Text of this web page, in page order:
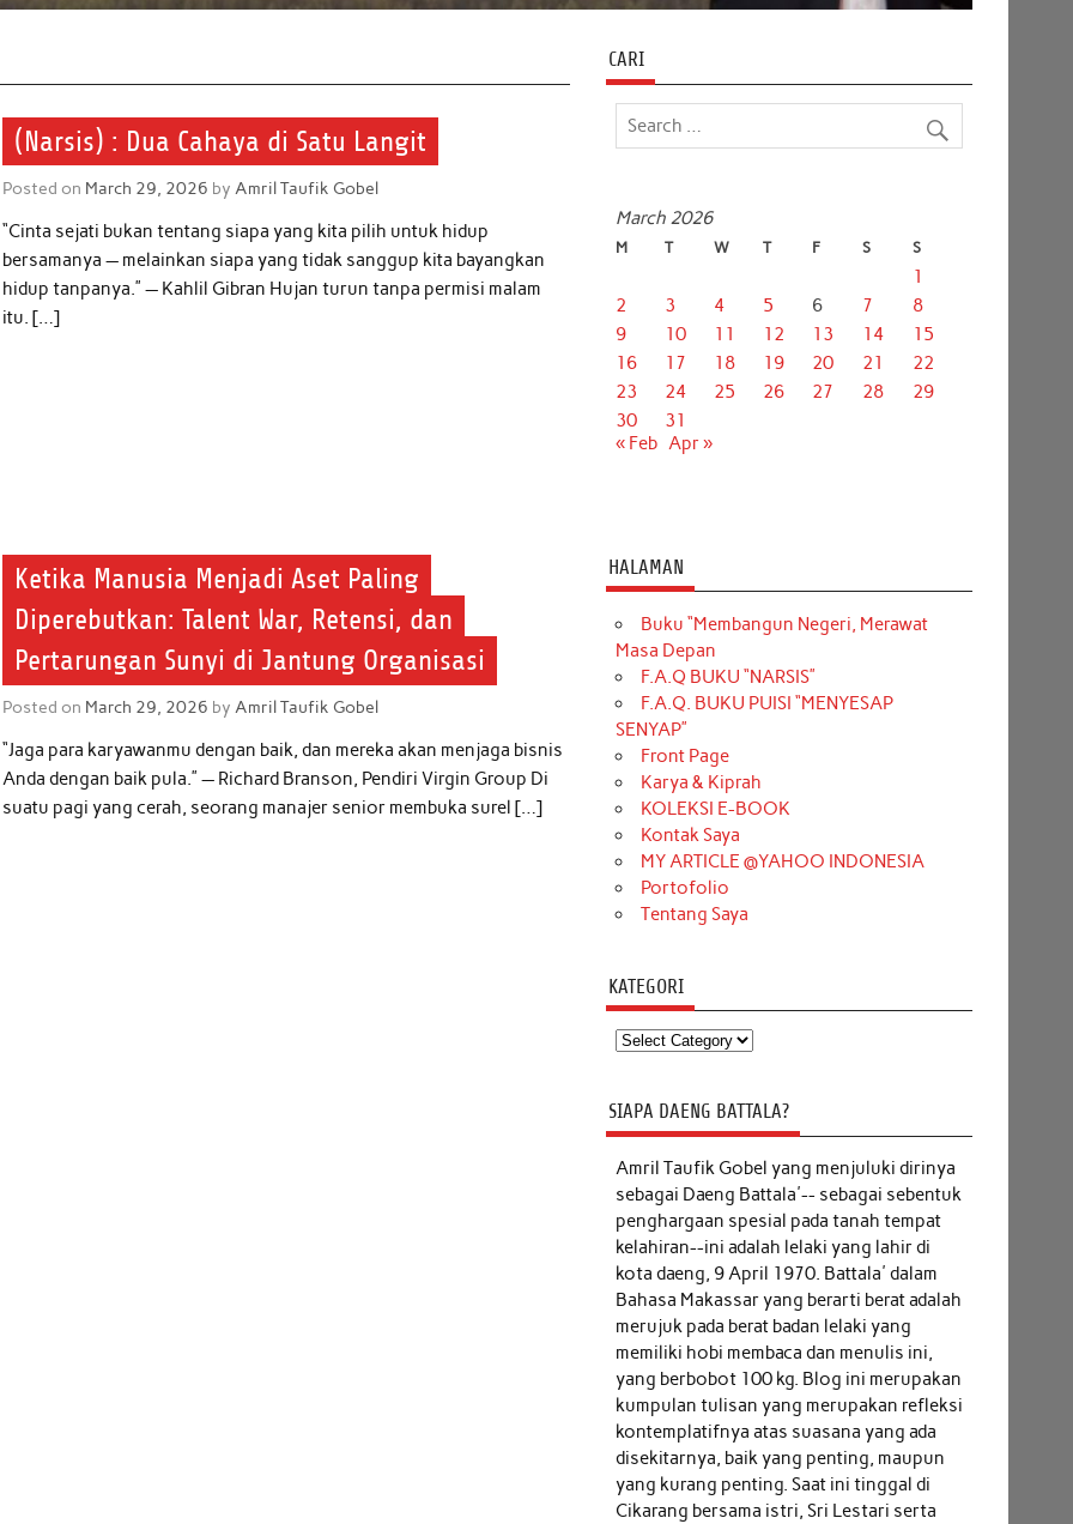
(Narsis) : Dua Cahaya di Satu Langit
Posted on March 29, 2026 byAmril Taufik Gobel
“Cinta sejati bukan tentang siapa yang kita pilih untuk hidup
bersamanya — melainkan siapa yang tidak sanggup kita bayangkan
hidup tanpanya.” — Kahlil Gibran Hujan turun tanpa permisi malam
itu. […]
Ketika Manusia Menjadi Aset Paling
Diperebutkan: Talent War, Retensi, dan
Pertarungan Sunyi di Jantung Organisasi
Posted on March 29, 2026 byAmril Taufik Gobel
“Jaga para karyawanmu dengan baik, dan mereka akan menjaga bisnis
Anda dengan baik pula.” — Richard Branson, Pendiri Virgin Group Di
suatu pagi yang cerah, seorang manajer senior membuka surel […]
CARI
March 2026
M T W T F S S
1
2
3 4 5 6 7
8
9
10 11 12 13 14
15
16
17 18 19 20 21
22
23
24 25 26 27 28
29
30
31
« Feb Apr »
HALAMAN
Buku “Membangun Negeri, Merawat
Masa Depan
F.A.Q BUKU “NARSIS”
F.A.Q. BUKU PUISI “MENYESAP
SENYAP”
Front Page
Karya & Kiprah
KOLEKSI E-BOOK
Kontak Saya
MY ARTICLE @YAHOO INDONESIA
Portofolio
Tentang Saya
KATEGORI
Kategori
SIAPA DAENG BATTALA?
Amril Taufik Gobel yang menjuluki dirinya
sebagai Daeng Battala'-- sebagai sebentuk
penghargaan spesial pada tanah tempat
kelahiran--ini adalah lelaki yang lahir di
kota daeng, 9 April 1970. Battala' dalam
Bahasa Makassar yang berarti berat adalah
merujuk pada berat badan lelaki yang
memiliki hobi membaca dan menulis ini,
yang berbobot 100 kg. Blog ini merupakan
kumpulan tulisan yang merupakan refleksi
kontemplatifnya atas suasana yang ada
disekitarnya, baik yang penting, maupun
yang kurang penting. Saat ini tinggal di
Cikarang bersama istri, Sri Lestari serta